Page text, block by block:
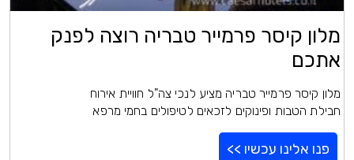
מלון קיסר פרמייר טבריה רוצה לפנק
אתכם
מלון קיסר פרמייר טבריה מציע לנכי צה"ל חוויית אירוח
חבילת הטבות ופינוקים לזכאים לטיפולים בחמי מרפא
פנו אלינו עכשיו >>